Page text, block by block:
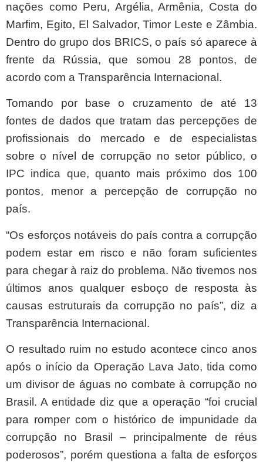
nações como Peru, Argélia, Armênia, Costa do
Marfim, Egito, El Salvador, Timor Leste e Zâmbia.
Dentro do grupo dos BRICS, o país só aparece à
frente da Rússia, que somou 28 pontos, de
acordo com a Transparência Internacional.
Tomando por base o cruzamento de até 13
fontes de dados que tratam das percepções de
profissionais do mercado e de especialistas
sobre o nível de corrupção no setor público, o
IPC indica que, quanto mais próximo dos 100
pontos, menor a percepção de corrupção no
país.
“Os esforços notáveis do país contra a corrupção
podem estar em risco e não foram suficientes
para chegar à raiz do problema. Não tivemos nos
últimos anos qualquer esboço de resposta às
causas estruturais da corrupção no país”, diz a
Transparência Internacional.
O resultado ruim no estudo acontece cinco anos
após o início da Operação Lava Jato, tida como
um divisor de águas no combate à corrupção no
Brasil. A entidade diz que a operação “foi crucial
para romper com o histórico de impunidade da
corrupção no Brasil – principalmente de réus
poderosos”, porém questiona a falta de esforços